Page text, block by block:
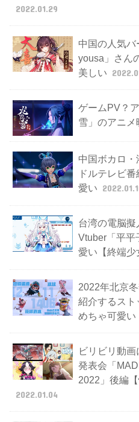
2022.01.29
中国の人気
yousa」さん
美しい
ゲームPV？
雪」のアニメ
中国ボカロ・
ドルテレビ
愛い
台湾の電脳擬
Vtuber「平平
愛い【終端少
2022年北京
紹介するスト
めちゃ可愛い
ビリビリ動
発表会「
2022」後編
2022.01.04